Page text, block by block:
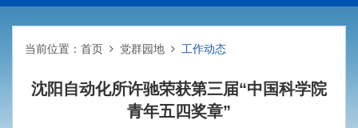
当前位置： 首页 党群园地 工作动态
沈阳自动化所许驰荣获第三届“中国科学院
青年五四奖章”